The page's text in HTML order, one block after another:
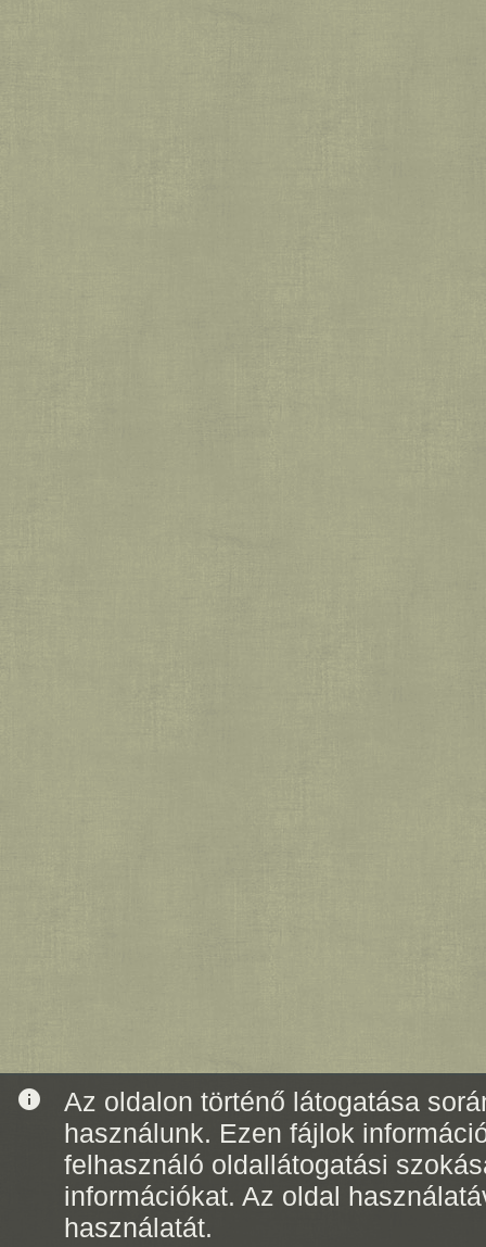
info
Az oldalon történő látogatása
használunk. Ezen fájlok
felhasználó oldallátogatási
információkat. Az oldal
használatát.